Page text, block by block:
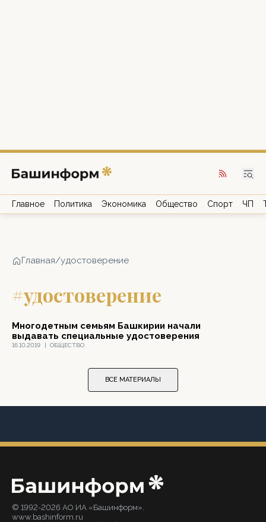
Главное Политика Экономика Общество Спорт ЧП
Главная/удостоверение
#удостоверение
16.10.2019 | ОБЩЕСТВО
Многодетным семьям Башкирии начали
выдавать специальные удостоверения
ВСЕ МАТЕРИАЛЫ
© 1992-2026 АО ИА «Башинформ».
www.bashinform.ru